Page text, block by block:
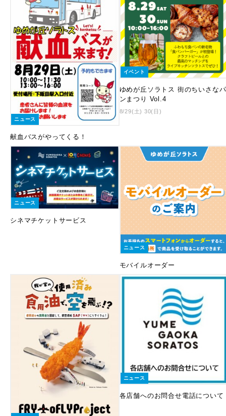
ニュース
献血バスがやってくる！
イベント
ゆめが丘ソラトス 街のちいさなパ
ンまつり Vol.4
8/29(土) 30(日)
ニュース
シネマチケットサービス
ニュース
モバイルオーダー
ニュース
各店舗へのお問合せ電話について